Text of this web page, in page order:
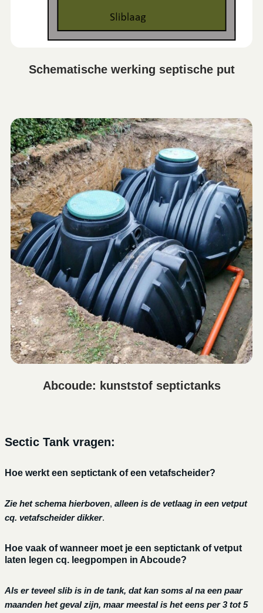
Schematische werking septische put
Abcoude: kunststof septictanks
Sectic Tank vragen:
Hoe werkt een septictank of een vetafscheider?
Zie het schema hierboven, alleen is de vetlaag in een vetput
cq. vetafscheider dikker.
Hoe vaak of wanneer moet je een septictank of vetput
laten legen cq. leegpompen in Abcoude?
Als er teveel slib is in de tank, dat kan soms al na een paar
maanden het geval zijn, maar meestal is het eens per 3 tot 5